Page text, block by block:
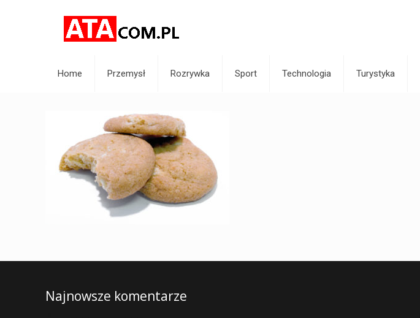
Home Przemysł Rozrywka Sport Technologia Turystyka
Najnowsze komentarze